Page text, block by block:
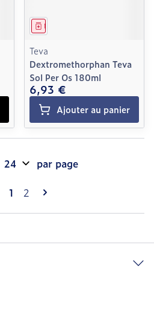
Médicament
Teva
Dextromethorphan Teva
Sol Per Os 180ml
6,93 €
Ajouter au panier
Pages
Vous lisez actuellement la
1 Page
2
par page